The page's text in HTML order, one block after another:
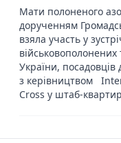
Мати полоненого
дорученням
взяла участь у
військовополонених
України,
з керівництвом
Cross у штаб-